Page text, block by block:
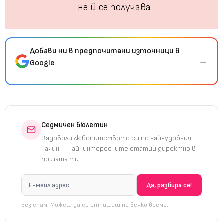
не й се получава
Добави ни в предпочитани източници в
Google
→
Седмичен бюлетин
Задоволи любопитството си по най-удобния
начин — най-интересните статии директно в
пощата ти.
Без спам. Можеш да се отпишеш по всяко време.